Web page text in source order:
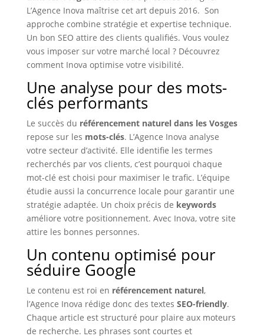
L’Agence Inova maîtrise cet art depuis 2016. Son
approche combine stratégie et expertise technique.
Un bon SEO attire des clients qualifiés. Vous voulez
vous imposer sur votre marché local ? Découvrez
comment Inova optimise votre visibilité.
Une analyse pour des mots-
clés performants
Le succès du référencement naturel dans les Vosges
repose sur les mots-clés. L’Agence Inova analyse
votre secteur d’activité. Elle identifie les termes
recherchés par vos clients, c’est pourquoi chaque
mot-clé est choisi pour maximiser le trafic. L’équipe
étudie aussi la concurrence locale pour garantir une
stratégie adaptée. Un choix précis de keywords
améliore votre positionnement. Avec Inova, votre site
attire les bonnes personnes.
Un contenu optimisé pour
séduire Google
Le contenu est roi en référencement naturel,
l’Agence Inova rédige donc des textes SEO-friendly.
Chaque article est structuré pour plaire aux moteurs
de recherche. Les phrases sont courtes et